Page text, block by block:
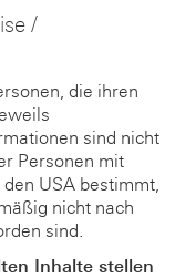
/
die ihren
sind nicht
Personen mit
USA bestimmt,
nicht nach
sind.
Inhalte stellen